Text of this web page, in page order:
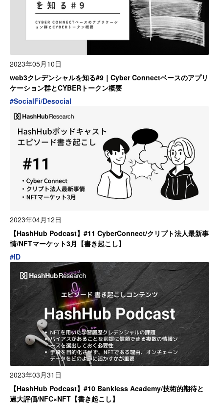
2023年05月10日
web3クレデンシャルを知る#9｜Cyber Connectベースのアプリ
ケーション群とCYBERトークン概要
#SocialFi/Desocial
2023年04月12日
【HashHub Podcast】#11 CyberConnect/クリプト法人最新事
情/NFTマーケット3月【書き起こし】
#ID
2023年03月31日
【HashHub Podcast】#10 Bankless Academy/技術的期待と
過大評価/NFC×NFT【書き起こし】